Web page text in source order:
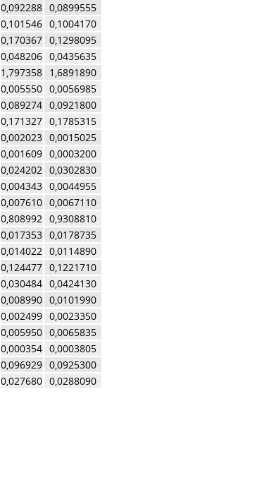
0,092288 0,0899555
0,101546 0,1004170
0,170367 0,1298095
0,048206 0,0435635
1,797358 1,6891890
0,005550 0,0056985
0,089274 0,0921800
0,171327 0,1785315
0,002023 0,0015025
0,001609 0,0003200
0,024202 0,0302830
0,004343 0,0044955
0,007610 0,0067110
0,808992 0,9308810
0,017353 0,0178735
0,014022 0,0114890
0,124477 0,1221710
0,030484 0,0424130
0,008990 0,0101990
0,002499 0,0023350
0,005950 0,0065835
0,000354 0,0003805
0,096929 0,0925300
0,027680 0,0288090